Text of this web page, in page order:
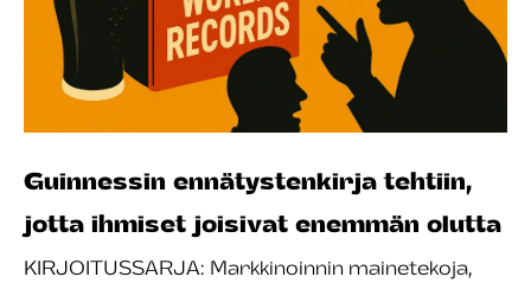
Guinnessin ennätystenkirja tehtiin,
jotta ihmiset joisivat enemmän olutta
KIRJOITUSSARJA: Markkinoinnin mainetekoja,